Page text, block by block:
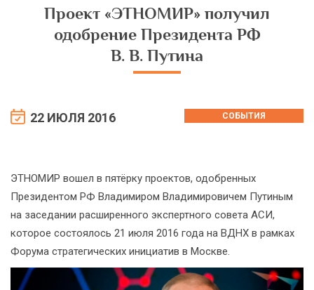
Проект «ЭТНОМИР» получил
одобрение Президента РФ
В. В. Путина
22 ИЮЛЯ 2016 СОБЫТИЯ
ЭТНОМИР вошел в пятёрку проектов, одобренных
Президентом РФ Владимиром Владимировичем Путиным
на заседании расширенного экспертного совета АСИ,
которое состоялось 21 июля 2016 года на ВДНХ в рамках
Форума стратегических инициатив в Москве.